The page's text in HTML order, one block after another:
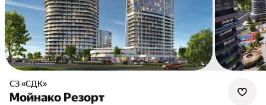
СЗ «СДК»
Мойнако Резорт